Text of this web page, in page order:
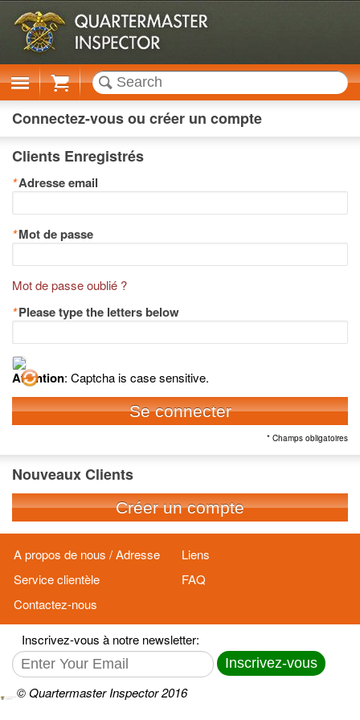
Cart
Connectez-vous ou créer un compte
Clients Enregistrés
*Adresse email
*Mot de passe
Mot de passe oublié ?
*Please type the letters below
Attention: Captcha is case sensitive.
Se connecter
* Champs obligatoires
Nouveaux Clients
Créer un compte
A propos de nous / Adresse
Liens
Service clientèle
FAQ
Contactez-nous
Inscrivez-vous à notre newsletter:
Inscrivez-vous
© Quartermaster Inspector 2016